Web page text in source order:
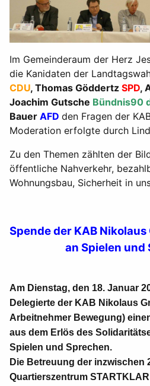
Im Gemeinderaum der Herz
die Kanidaten der
CDU, Thomas Göddertz SPD,
Joachim Gutsche Bündnis90
Bauer AFD den Fragen der
Moderation erfolgte durch
Zu den Themen zählten der
öffentliche Nahverkehr,
Wohnungsbau, Sicherheit in
Spende der KAB
an Spielen und
Am Dienstag, den 18. Januar
Delegierte der KAB Nikolaus
Arbeitnehmer Bewegung)
aus dem Erlös des
Spielen und Sprechen.
Die Betreuung der inzwischen
Quartierszentrum